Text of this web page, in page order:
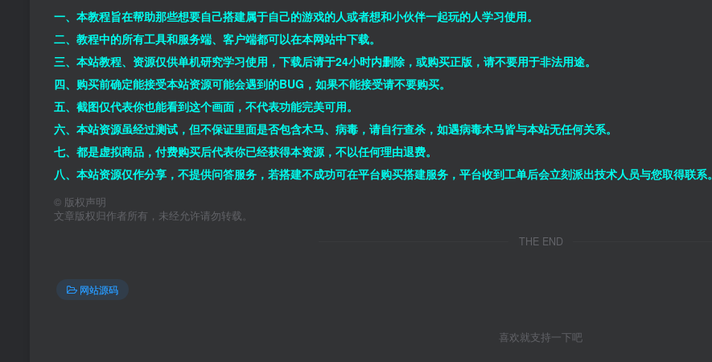
一、本教程旨在帮助那些想要自己搭建属于自己的游戏的人或者想和小伙伴一起玩的人学习使用。
二、教程中的所有工具和服务端、客户端都可以在本网站中下载。
三、本站教程、资源仅供单机研究学习使用，下载后请于24小时内删除，或购买正版，请不要用于非法用途。
四、购买前确定能接受本站资源可能会遇到的BUG，如果不能接受请不要购买。
五、截图仅代表你也能看到这个画面，不代表功能完美可用。
六、本站资源虽经过测试，但不保证里面是否包含木马、病毒，请自行查杀，如遇病毒木马皆与本站无任何关系。
七、都是虚拟商品，付费购买后代表你已经获得本资源，不以任何理由退费。
八、本站资源仅作分享，不提供问答服务，若搭建不成功可在平台购买搭建服务，平台收到工单后会立刻派出技术人员与您取得联系。
© 版权声明
文章版权归作者所有，未经允许请勿转载。
THE END
网站源码
喜欢就支持一下吧